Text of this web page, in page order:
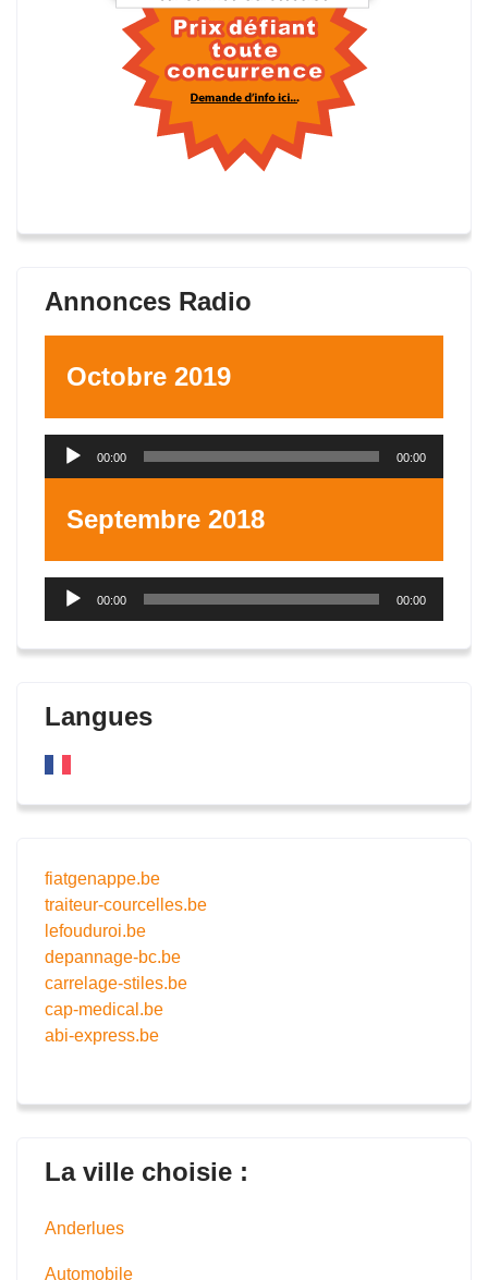
Annonces Radio
Octobre 2019
Lecteur
00:00 00:00
Septembre 2018
Lecteur
00:00 00:00
Langues
fiatgenappe.be
traiteur-courcelles.be
lefouduroi.be
depannage-bc.be
carrelage-stiles.be
cap-medical.be
abi-express.be
La ville choisie :
Anderlues
Automobile